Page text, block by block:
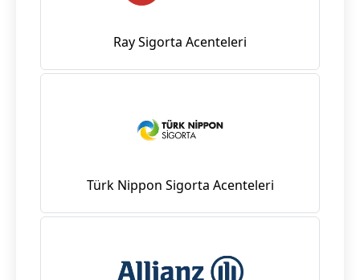
Ray Sigorta Acenteleri
Türk Nippon Sigorta Acenteleri